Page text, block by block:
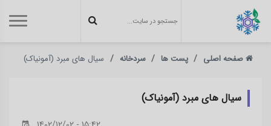
صفحه اصلی پست ها سردخانه سیال های مبرد (آمونیاک)
سیال های مبرد (آمونیاک)